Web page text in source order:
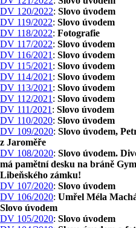
DV 120/2022: Slovo úvodem
DV 119/2022: Slovo úvodem
DV 118/2022: Fotografie
DV 117/2022: Slovo úvodem
DV 116/2021 : Slovo úvodem
DV 115/2021 : Slovo úvodem
DV 114/2021 : Slovo úvodem
DV 113/2021 : Slovo úvodem
DV 112/2021 : Slovo úvodem
DV 111/2021 : Slovo úvodem
DV 110/2020: Slovo úvodem
DV 109/2020: Slovo úvodem,
z Jaroměře
DV 108/2020: Slovo úvodem.
má pamětní desku na bráně
Libeňského zámku!
DV 107/2020: Slovo úvodem
DV 106/2020: Umřel Méla
Slovo úvodem
DV 105/2020: Slovo úvodem